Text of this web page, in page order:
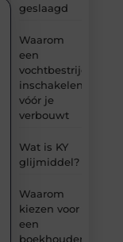
geslaagd
Waarom
een
inschakelen
vóór je
verbouwt
Wat is KY
glijmiddel?
Waarom
kiezen voor
een
boekhouder